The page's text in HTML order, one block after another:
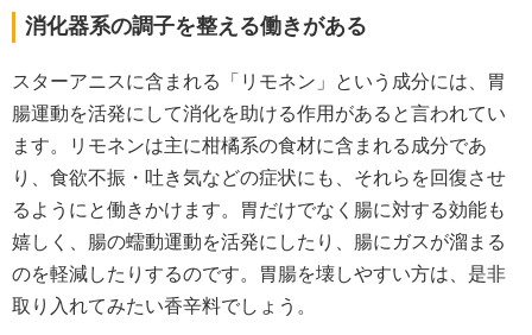
消化器系の調子を整える働きがある
スターアニスに含まれる「リモネン」という成分には、胃
腸運動を活発にして消化を助ける作用があると言われてい
ます。リモネンは主に柑橘系の食材に含まれる成分であ
り、食欲不振・吐き気などの症状にも、それらを回復させ
るようにと働きかけます。胃だけでなく腸に対する効能も
嬉しく、腸の蠕動運動を活発にしたり、腸にガスが溜まる
のを軽減したりするのです。胃腸を壊しやすい方は、是非
取り入れてみたい香辛料でしょう。